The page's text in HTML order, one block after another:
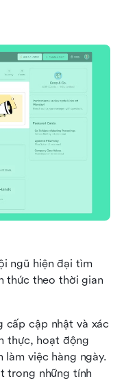
ngũ hiện đại tìm
thức theo thời gian
cấp cập nhật và xác
thực, hoạt động
việc hàng ngày.
trong những tính